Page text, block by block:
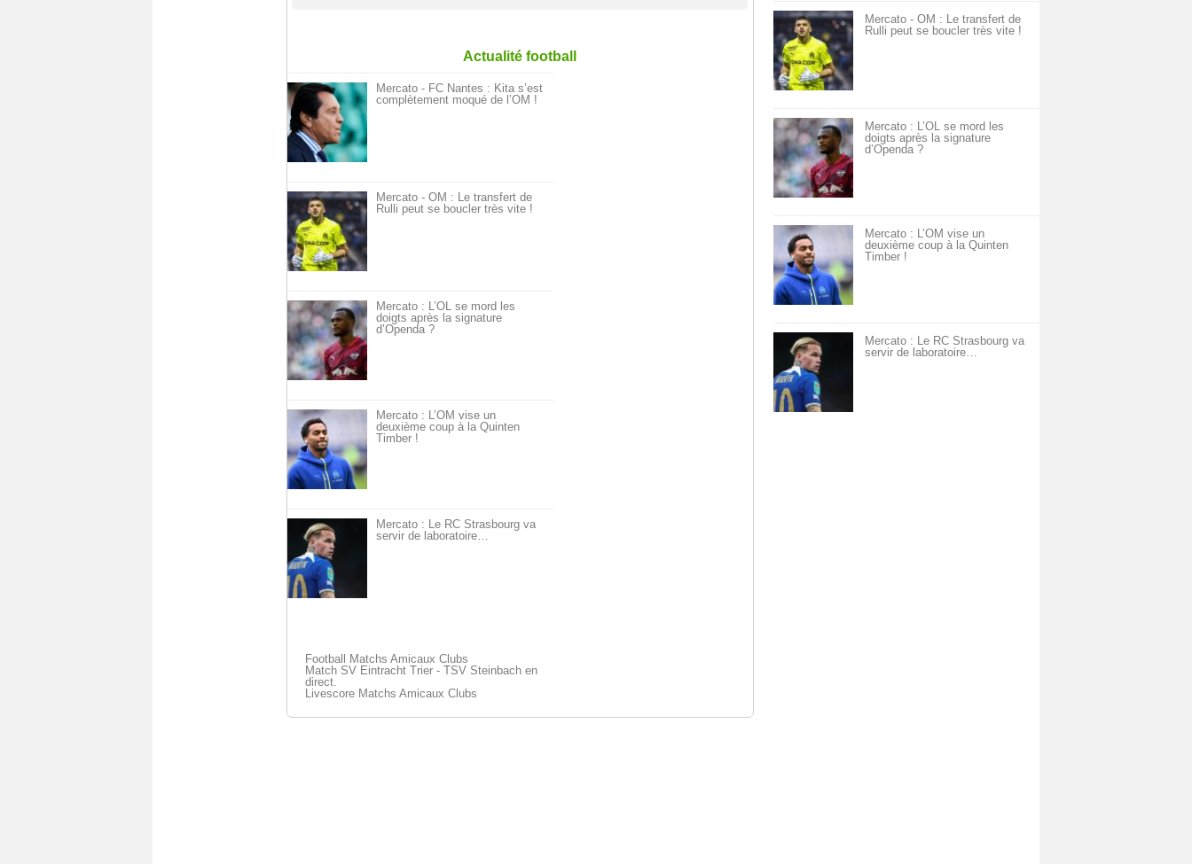
Actualité football
Mercato - FC Nantes : Kita s’est
complètement moqué de l’OM !
Mercato - OM : Le transfert de
Rulli peut se boucler très vite !
Mercato : L’OL se mord les
doigts après la signature
d’Openda ?
Mercato : L’OM vise un
deuxième coup à la Quinten
Timber !
Mercato : Le RC Strasbourg va
servir de laboratoire…
Football Matchs Amicaux Clubs
Match SV Eintracht Trier - TSV Steinbach en
direct.
Livescore Matchs Amicaux Clubs
Mercato - OM : Le transfert de
Rulli peut se boucler très vite !
Mercato : L’OL se mord les
doigts après la signature
d’Openda ?
Mercato : L’OM vise un
deuxième coup à la Quinten
Timber !
Mercato : Le RC Strasbourg va
servir de laboratoire…